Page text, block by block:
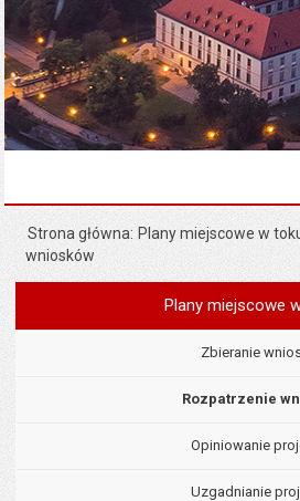
Strona główna Plany miejscowe w
wniosków
Plany miejscowe
Zbieranie
Rozpatrzenie
Opiniowanie
Uzgadnianie